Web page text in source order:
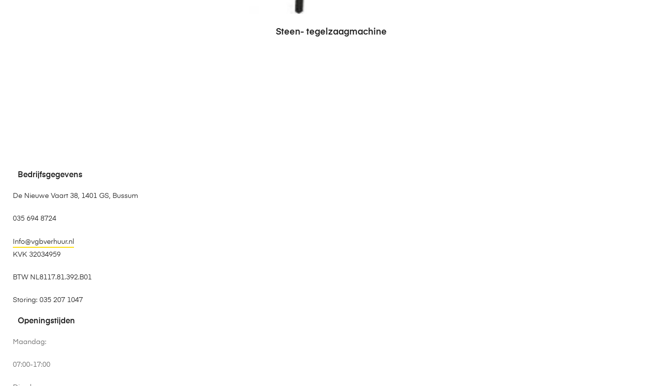
Steen- tegelzaagmachine
Bedrijfsgegevens
De Nieuwe Vaart 38, 1401 GS, Bussum
035 694 8724
Info@vgbverhuur.nl
KVK 32034959
BTW NL8117.81.392.B01
Storing: 035 207 1047
Openingstijden
Maandag:
07:00-17:00